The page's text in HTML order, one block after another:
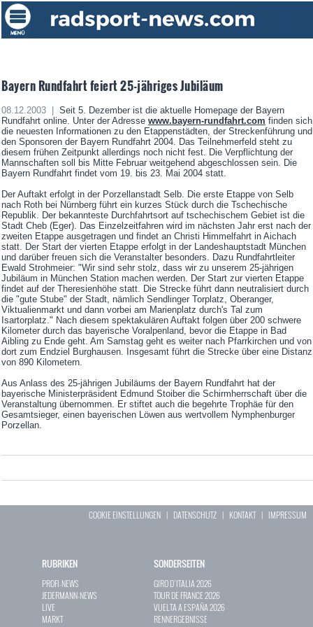
Bayern Rundfahrt feiert 25-jähriges Jubiläum
08.12.2003 |
Seit 5. Dezember ist die aktuelle Homepage der Bayern
Rundfahrt online. Unter der Adresse www.bayern-rundfahrt.com finden sich
die neuesten Informationen zu den Etappenstädten, der Streckenführung und
den Sponsoren der Bayern Rundfahrt 2004. Das Teilnehmerfeld steht zu
diesem frühen Zeitpunkt allerdings noch nicht fest. Die Verpflichtung der
Mannschaften soll bis Mitte Februar weitgehend abgeschlossen sein. Die
Bayern Rundfahrt findet vom 19. bis 23. Mai 2004 statt.
Der Auftakt erfolgt in der Porzellanstadt Selb. Die erste Etappe von Selb
nach Roth bei Nürnberg führt ein kurzes Stück durch die Tschechische
Republik. Der bekannteste Durchfahrtsort auf tschechischem Gebiet ist die
Stadt Cheb (Eger). Das Einzelzeitfahren wird im nächsten Jahr erst nach der
zweiten Etappe ausgetragen und findet an Christi Himmelfahrt in Aichach
statt. Der Start der vierten Etappe erfolgt in der Landeshauptstadt München
und darüber freuen sich die Veranstalter besonders. Dazu Rundfahrtleiter
Ewald Strohmeier: "Wir sind sehr stolz, dass wir zu unserem 25-jährigen
Jubiläum in München Station machen werden. Der Start zur vierten Etappe
findet auf der Theresienhöhe statt. Die Strecke führt dann neutralisiert durch
die "gute Stube" der Stadt, nämlich Sendlinger Torplatz, Oberanger,
Viktualienmarkt und dann vorbei am Marienplatz durch's Tal zum
Isartorplatz." Nach diesem spektakulären Auftakt folgen über 200 schwere
Kilometer durch das bayerische Voralpenland, bevor die Etappe in Bad
Aibling zu Ende geht. Am Samstag geht es weiter nach Pfarrkirchen und von
dort zum Endziel Burghausen. Insgesamt führt die Strecke über eine Distanz
von 890 Kilometern.
Aus Anlass des 25-jährigen Jubiläums der Bayern Rundfahrt hat der
bayerische Ministerpräsident Edmund Stoiber die Schirmherrschaft über die
Veranstaltung übernommen. Er stiftet auch die begehrte Trophäe für den
Gesamtsieger, einen bayerischen Löwen aus wertvollem Nymphenburger
Porzellan.
COOKIE EINSTELLUNGEN | DATENSCHUTZ | KONTAKT| IMPRESSUM
RUBRIKEN
PROFI-NEWS
JEDERMANN-NEWS
LIVE
MARKT
SONDERSEITEN
GIRO D`ITALIA 2026
TOUR DE FRANCE 2026
VUELTA A ESPAÑA 2026
RENNERGEBNISSE